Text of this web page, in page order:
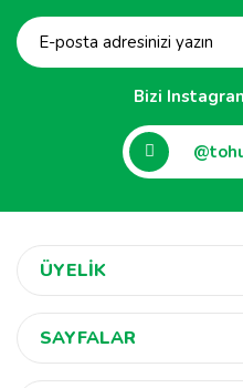
Bizi
ÜYELİK
SAYFALAR